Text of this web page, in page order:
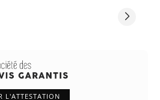
L'ATTESTATION